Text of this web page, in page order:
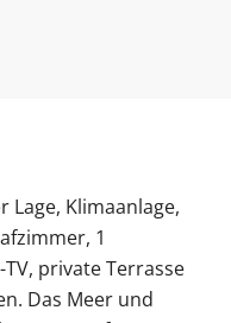
Lage, Klimaanlage,
1
private Terrasse
Das Meer und